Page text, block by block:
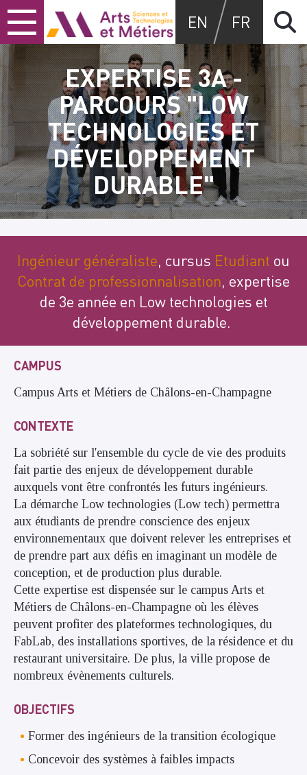
Skip
to
content
Skip
to
main
menu
Skip
to
search
Arts et métiers
EN FR
EXPERTISE 3A -
PARCOURS "LOW
TECHNOLOGIES ET
DÉVELOPPEMENT
DURABLE"
Ingénieur généraliste, cursus Etudiant ou
Contrat de professionnalisation, expertise
de 3e année en Low technologies et
développement durable.
CAMPUS
Campus Arts et Métiers de Châlons-en-Champagne
CONTEXTE
La sobriété sur l'ensemble du cycle de vie des produits
fait partie des enjeux de développement durable
auxquels vont être confrontés les futurs ingénieurs.
La démarche Low technologies (Low tech) permettra
aux étudiants de prendre conscience des enjeux
environnementaux que doivent relever les entreprises et
de prendre part aux défis en imaginant un modèle de
conception, et de production plus durable.
Cette expertise est dispensée sur le campus Arts et
Métiers de Châlons-en-Champagne où les élèves
peuvent profiter des plateformes technologiques, du
FabLab, des installations sportives, de la résidence et du
restaurant universitaire. De plus, la ville propose de
nombreux évènements culturels.
OBJECTIFS
Former des ingénieurs de la transition écologique
Concevoir des systèmes à faibles impacts